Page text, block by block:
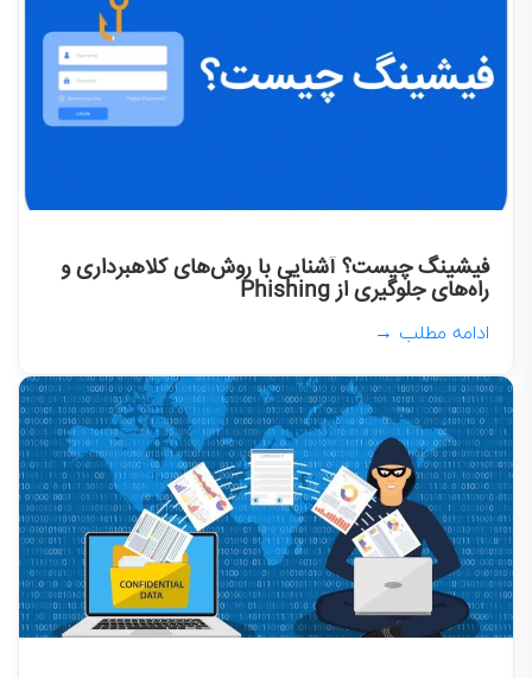
فیشینگ چیست؟ آشنایی با روش‌های کلاهبرداری و
راه‌های جلوگیری از Phishing
ادامه مطلب →